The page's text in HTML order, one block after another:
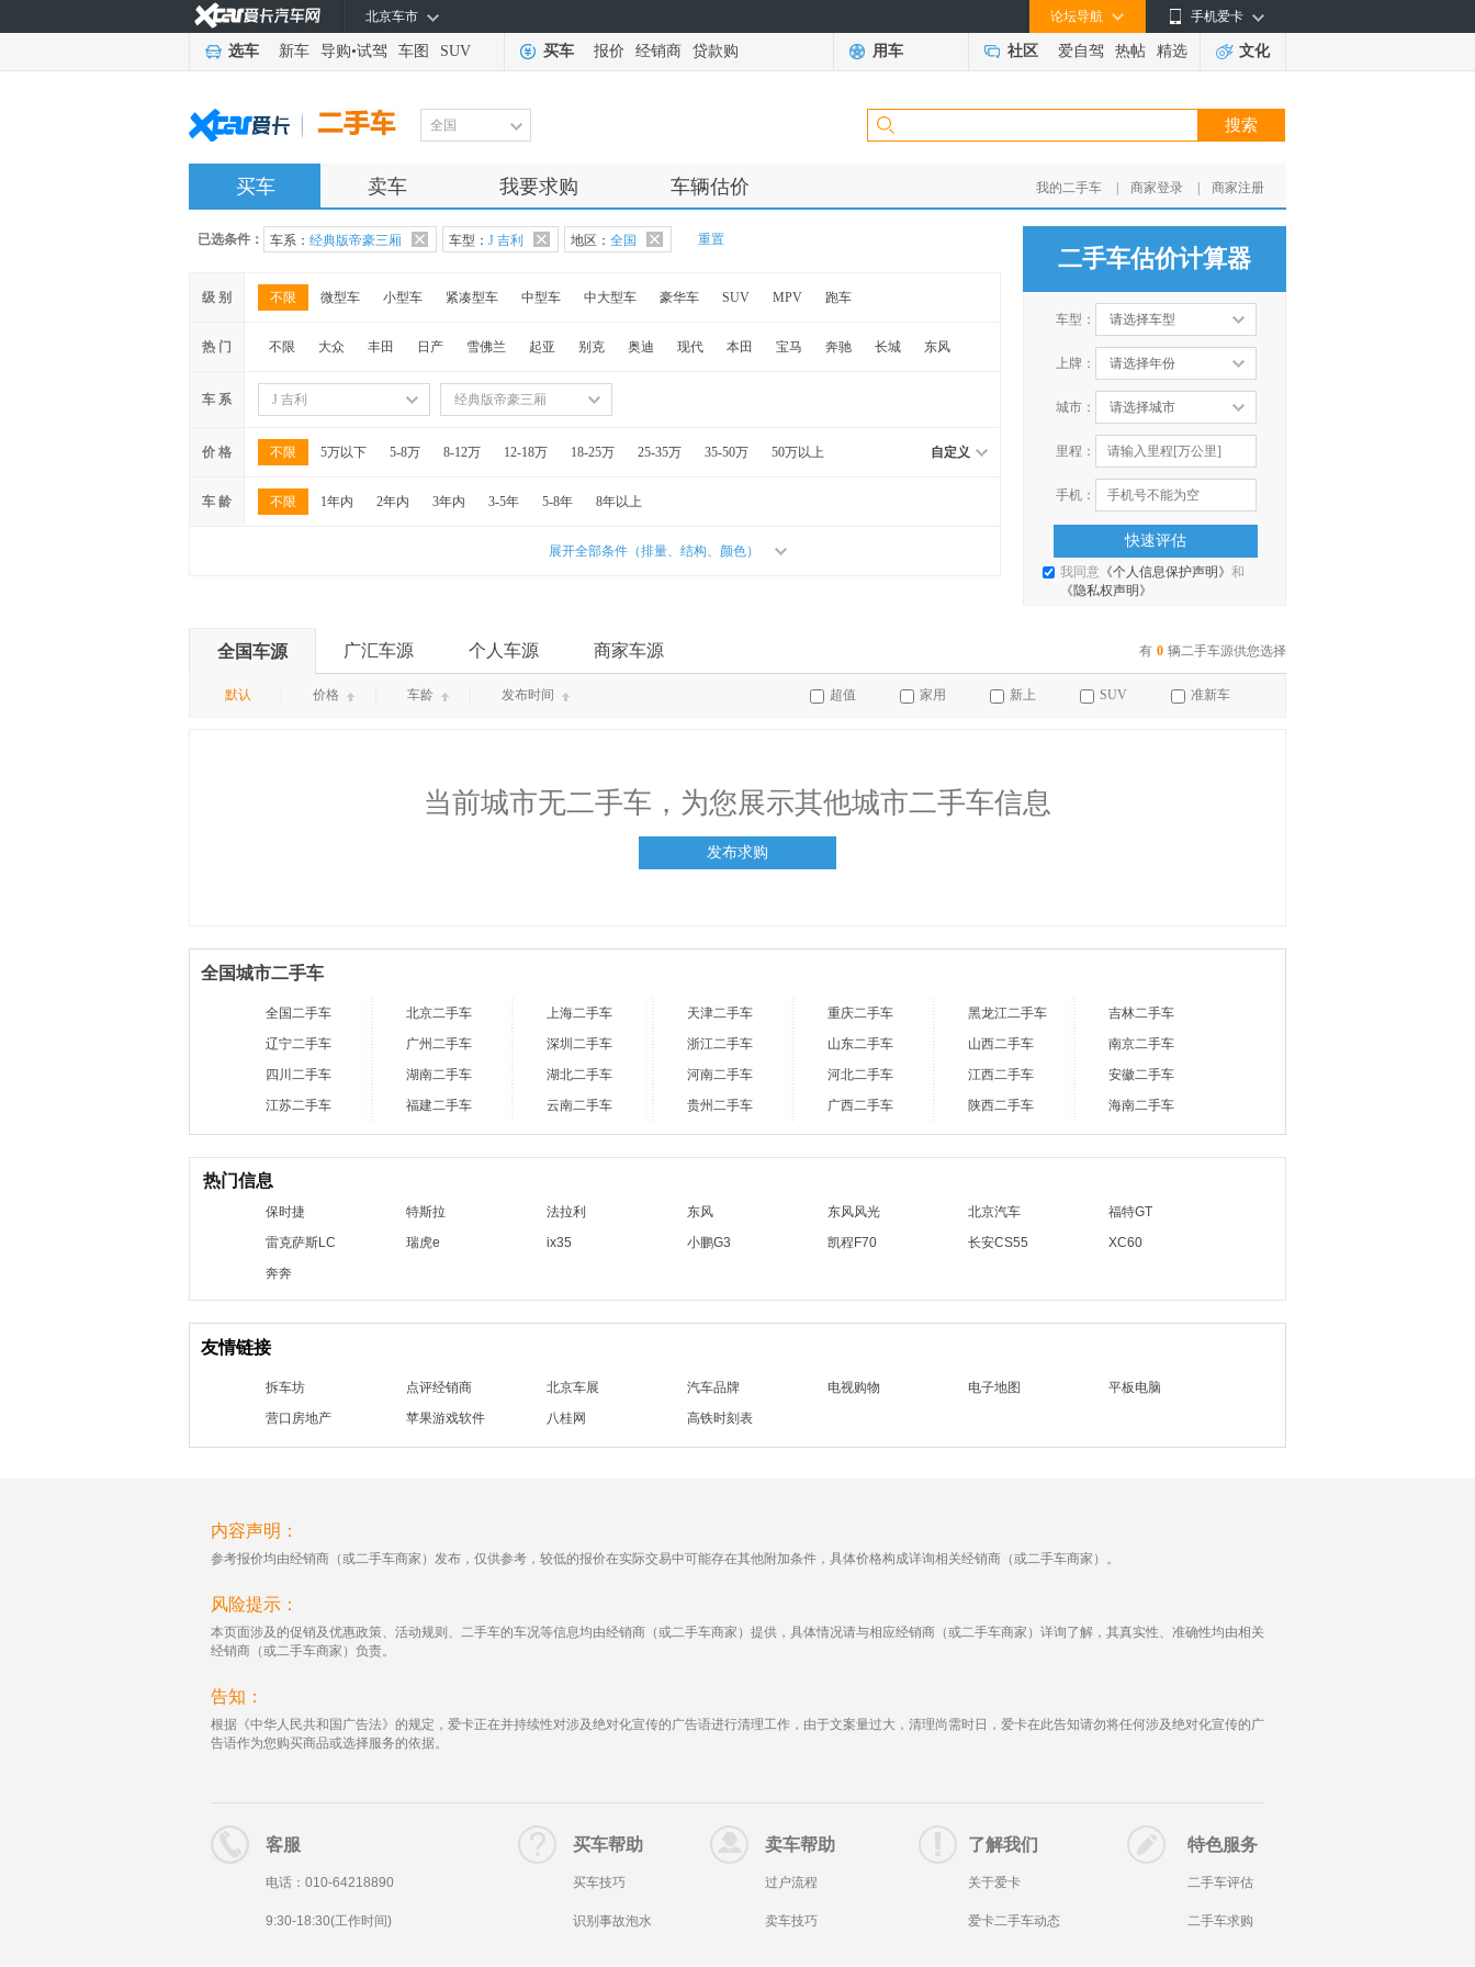
手机爱卡
论坛导航
北京车市
选车 新车 导购•试驾 车图 SUV 买车 报价 经销商 贷款购 用车 社区 爱自驾 热帖 精选 文化
全国
买车 卖车 我要求购 车辆估价 我的二手车 商家登录 商家注册
已选条件： 车系： 经典版帝豪三厢 车型： J 吉利 地区： 全国 重置
级 别 不限 微型车 小型车 紧凑型车 中型车 中大型车 豪华车 SUV MPV 跑车
热 门 不限 大众 丰田 日产 雪佛兰 起亚 别克 奥迪 现代 本田 宝马 奔驰 长城 东风
车 系 J 吉利 经典版帝豪三厢
价 格 不限 5万以下 5-8万 8-12万 12-18万 18-25万 25-35万 35-50万 50万以上 自定义
车 龄 不限 1年内 2年内 3年内 3-5年 5-8年 8年以上
展开全部条件（排量、结构、颜色）
二手车估价计算器
车型： 请选择车型
上牌： 请选择年份
城市： 请选择城市
里程：
手机：
快速评估
我同意 《个人信息保护声明》 和
《隐私权声明》
全国车源 广汇车源 个人车源 商家车源 有 0 辆二手车源供您选择
默认 价格 车龄 发布时间 超值 家用 新上 SUV 准新车
当前城市无二手车，为您展示其他城市二手车信息
发布求购
全国城市二手车
全国二手车 北京二手车 上海二手车 天津二手车 重庆二手车 黑龙江二手车
吉林二手车
辽宁二手车
广州二手车 深圳二手车 浙江二手车 山东二手车 山西二手车
南京二手车
四川二手车
湖南二手车 湖北二手车 河南二手车 河北二手车 江西二手车
安徽二手车
江苏二手车
福建二手车 云南二手车 贵州二手车 广西二手车 陕西二手车 海南二手车
热门信息
保时捷 特斯拉 法拉利 东风 东风风光 北京汽车
福特GT
雷克萨斯LC
瑞虎e ix35 小鹏G3 凯程F70 长安CS55
XC60
奔奔
友情链接
拆车坊 点评经销商 北京车展 汽车品牌 电视购物 电子地图
平板电脑
营口房地产
苹果游戏软件 八桂网 高铁时刻表
内容声明：
参考报价均由经销商（或二手车商家）发布，仅供参考，较低的报价在实际交易中可能存在其他附加条件，具体价格构成详询相关经销商（或二手车商家）。
风险提示：
本页面涉及的促销及优惠政策、活动规则、二手车的车况等信息均由经销商（或二手车商家）提供，具体情况请与相应经销商（或二手车商家）详询了解，其真实性、准确性均由相关
经销商（或二手车商家）负责。
告知：
根据《中华人民共和国广告法》的规定，爱卡正在并持续性对涉及绝对化宣传的广告语进行清理工作，由于文案量过大，清理尚需时日，爱卡在此告知请勿将任何涉及绝对化宣传的广
告语作为您购买商品或选择服务的依据。
客服
电话：010-64218890
9:30-18:30(工作时间)
买车帮助
买车技巧
识别事故泡水
卖车帮助
过户流程
卖车技巧
了解我们
关于爱卡
爱卡二手车动态
特色服务
二手车评估
二手车求购